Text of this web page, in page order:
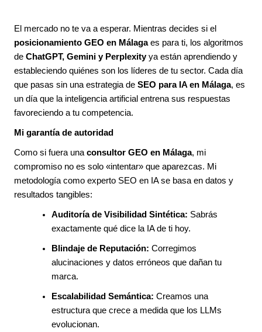
El mercado no te va a esperar. Mientras decides si el
posicionamiento GEO en Málagaes para ti, los algoritmos
de ChatGPT, Gemini y Perplexityya están aprendiendo y
estableciendo quiénes son los líderes de tu sector. Cada día
que pasas sin una estrategia de SEO para IA en Málaga, es
un día que la inteligencia artificial entrena sus respuestas
favoreciendo a tu competencia.
Mi garantía de autoridad
Como si fuera unaconsultor GEO en Málaga, mi
compromiso no es solo «intentar» que aparezcas. Mi
metodología como experto SEO en IA se basa en datos y
resultados tangibles:
Auditoría de Visibilidad Sintética: Sabrás
exactamente qué dice la IA de ti hoy.
Blindaje de Reputación: Corregimos
alucinaciones y datos erróneos que dañan tu
marca.
Escalabilidad Semántica: Creamos una
estructura que crece a medida que los LLMs
evolucionan.